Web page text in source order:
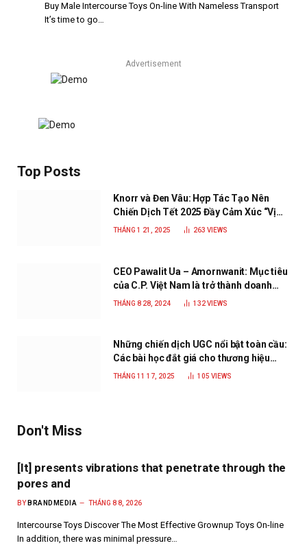
Buy Male Intercourse Toys On-line With Nameless Transport
It’s time to go…
Advertisement
Top Posts
Knorr và Đen Vâu: Hợp Tác Tạo Nên
Chiến Dịch Tết 2025 Đầy Cảm Xúc “Vị
Nhà”
THÁNG 1 21, 2025 263 VIEWS
CEO Pawalit Ua – Amornwanit: Mục tiêu
của C.P. Việt Nam là trở thành doanh
nghiệp xanh, phát triển bền vững
THÁNG 8 28, 2024 132VIEWS
Những chiến dịch UGC nổi bật toàn cầu:
Các bài học đắt giá cho thương hiệu
năm 2025
THÁNG 11 17, 2025 105 VIEWS
Don't Miss
[It] presents vibrations that penetrate through the
pores and
BY BRANDMEDIA THÁNG 8 8, 2026
Intercourse Toys Discover The Most Effective Grownup Toys On-line
In addition, there was minimal pressure…